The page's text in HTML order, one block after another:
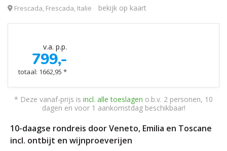
Frescada, Frescada, Italië bekijk op kaart
v.a. p.p.
799,-
totaal: 1662,95 *
* Deze vanaf-prijs is incl. alle toeslagen o.b.v. 2 personen, 10
dagen en voor 1 aankomstdag beschikbaar!
10-daagse rondreis door Veneto, Emilia en Toscane
incl. ontbijt en wijnproeverijen